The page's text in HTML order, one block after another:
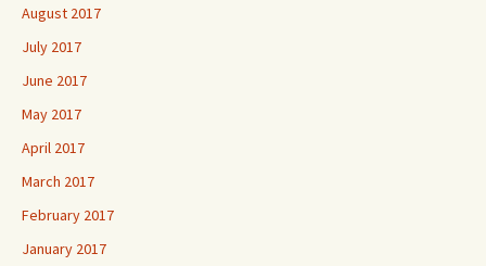
August 2017
July 2017
June 2017
May 2017
April 2017
March 2017
February 2017
January 2017